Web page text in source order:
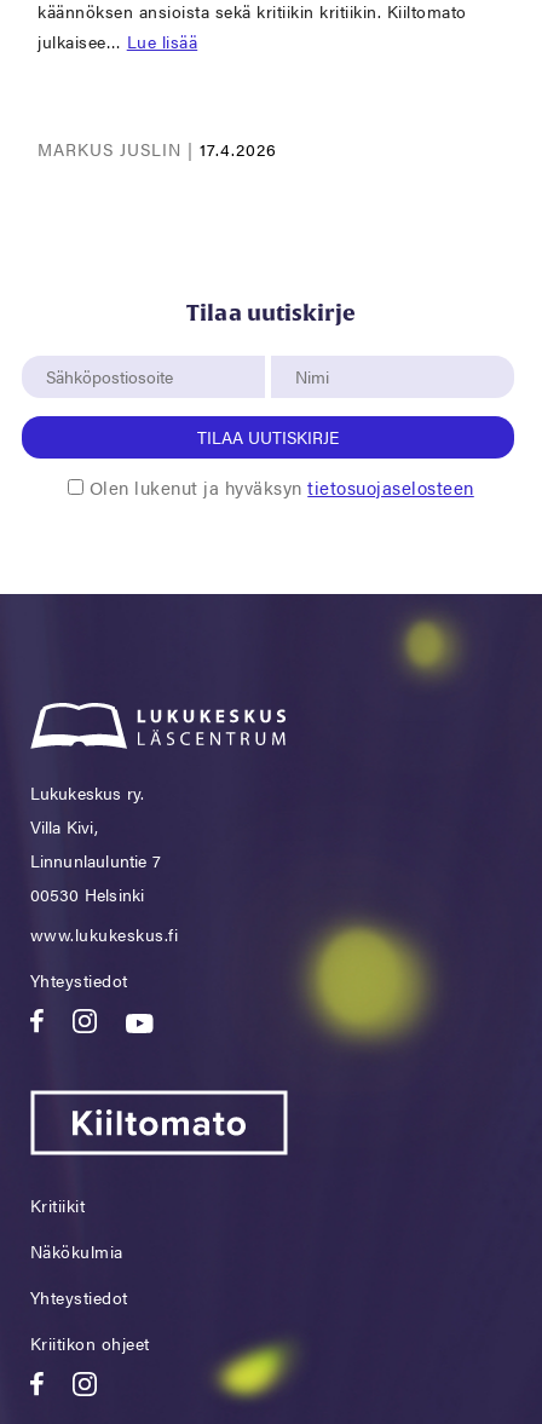
käännöksen ansioista sekä kritiikin kritiikin. Kiiltomato
julkaisee… Lue lisää
MARKUS JUSLIN |17.4.2026
Tilaa uutiskirje
TILAA UUTISKIRJE
Olen lukenut ja hyväksyntietosuojaselosteen
Lukukeskus ry.
Villa Kivi,
Linnunlauluntie 7
00530 Helsinki
www.lukukeskus.fi
Yhteystiedot
Kritiikit
Näkökulmia
Yhteystiedot
Kriitikon ohjeet